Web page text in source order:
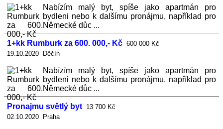
Nabízím malý byt, spíše jako apartmán pro
bydleni nebo k dalšímu pronájmu, například pro
Německé důc ...
1+kk Rumburk za 600. 000,- Kč 600 000 Kč
19.10.2020 Děčín
Nabízím malý byt, spíše jako apartmán pro
bydleni nebo k dalšímu pronájmu, například pro
Německé důc ...
Pronajmu světlý byt 13 700 Kč
02.10.2020 Praha